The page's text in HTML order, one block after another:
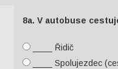
8a. V autobuse
____ Řidič
____ Spolujezdec